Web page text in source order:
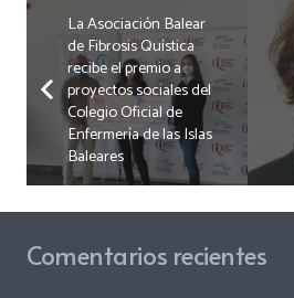
La Asociación Balear
de Fibrosis Quística
recibe el premio a
proyectos sociales del
Colegio Oficial de
Enfermería de las Islas
Baleares
Comentarios recientes